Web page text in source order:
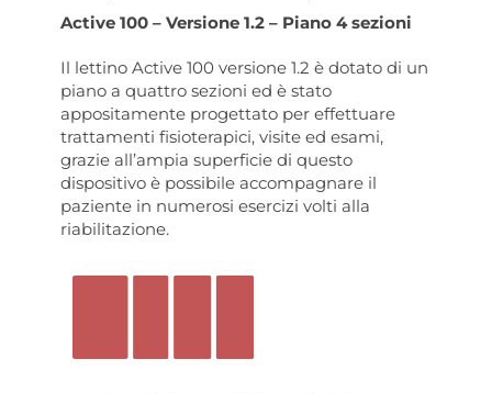
Active 100 – Versione 1.2 – Piano 4 sezioni
Il lettino Active 100 versione 1.2 è dotato di un
piano a quattro sezioni ed è stato
appositamente progettato per effettuare
trattamenti fisioterapici, visite ed esami,
grazie all’ampia superficie di questo
dispositivo è possibile accompagnare il
paziente in numerosi esercizi volti alla
riabilitazione.